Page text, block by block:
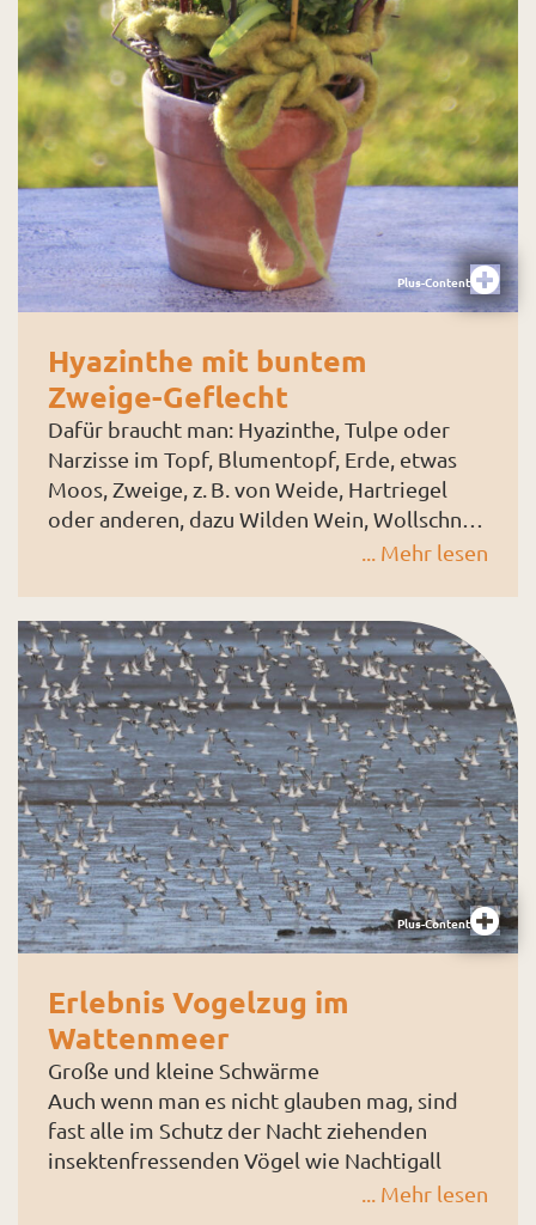
Hyazinthe mit buntem
Zweige-Geflecht
Dafür braucht man: Hyazinthe, Tulpe oder
Narzisse im Topf, Blumentopf, Erde, etwas
Moos, Zweige, z. B. von Weide, Hartriegel
oder anderen, dazu Wilden Wein, Wollschnur,
füllen. Die Zweige ca. 40 cm lang
zuschneiden.
Je nach Größe des Topfes eine beliebige
Anzahl an Zweigen (ca. 9 bis 12 Zweige)
vorbereiten: Die Zweige am Rand entlang tief
in die Erde stecken. Die Flechtzweige vom
Wilden Wein um die Zweige schlingen. Dafür
je nach Dicke 2 mal 2 Ranken (oder jeweils 1
Ranke) um einen stehenden Zweig (= Steher
oder Stake) kreuzen,
... Mehr lesen
Plus-Content
Erlebnis Vogelzug im
Wattenmeer
Große und kleine Schwärme
Auch wenn man es nicht glauben mag, sind
fast alle im Schutz der Nacht ziehenden
insektenfressenden Vögel wie Nachtigall
... Mehr lesen
Plus-Content